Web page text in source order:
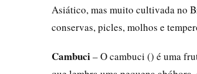
Asiático, mas muito cultivada no
conservas, picles, molhos e
Cambuci– O cambuci () é uma